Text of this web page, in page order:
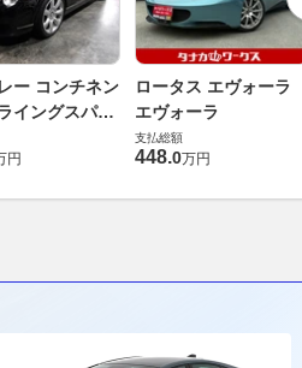
ー コンチネン
イングスパー
円
ロータス エヴォーラ
エヴォーラ
支払総額
448.0万円